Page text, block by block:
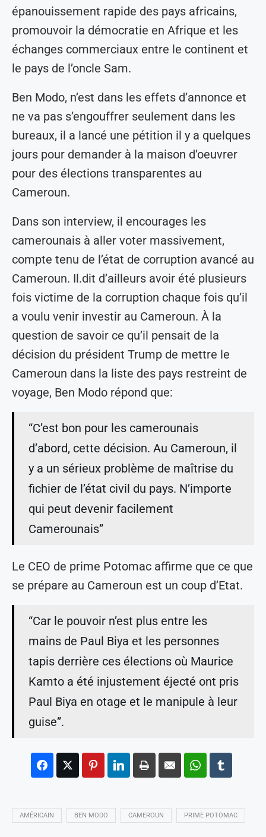
épanouissement rapide des pays africains,
promouvoir la démocratie en Afrique et les
échanges commerciaux entre le continent et
le pays de l’oncle Sam.
Ben Modo, n’est dans les effets d’annonce et
ne va pas s’engouffrer seulement dans les
bureaux, il a lancé une pétition il y a quelques
jours pour demander à la maison d’oeuvrer
pour des élections transparentes au
Cameroun.
Dans son interview, il encourages les
camerounais à aller voter massivement,
compte tenu de l’état de corruption avancé au
Cameroun. Il.dit d’ailleurs avoir été plusieurs
fois victime de la corruption chaque fois qu’il
a voulu venir investir au Cameroun. À la
question de savoir ce qu’il pensait de la
décision du président Trump de mettre le
Cameroun dans la liste des pays restreint de
voyage, Ben Modo répond que:
“C’est bon pour les camerounais
d’abord, cette décision. Au Cameroun, il
y a un sérieux problème de maîtrise du
fichier de l’état civil du pays. N’importe
qui peut devenir facilement
Camerounais”
Le CEO de prime Potomac affirme que ce que
se prépare au Cameroun est un coup d’Etat.
“Car le pouvoir n’est plus entre les
mains de Paul Biya et les personnes
tapis derrière ces élections où Maurice
Kamto a été injustement éjecté ont pris
Paul Biya en otage et le manipule à leur
guise”.
AMÉRICAIN BEN MODO CAMEROUN PRIME POTOMAC